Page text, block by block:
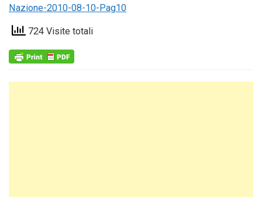
Nazione-2010-08-10-Pag10
724 Visite totali